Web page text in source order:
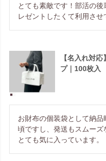
とても素敵です！部活の
レゼントしたくて利用させ
【名入れ対
プ｜100枚入
お財布の個装袋として納
頃ですし、発送もスムーズ
とても気に入っています。